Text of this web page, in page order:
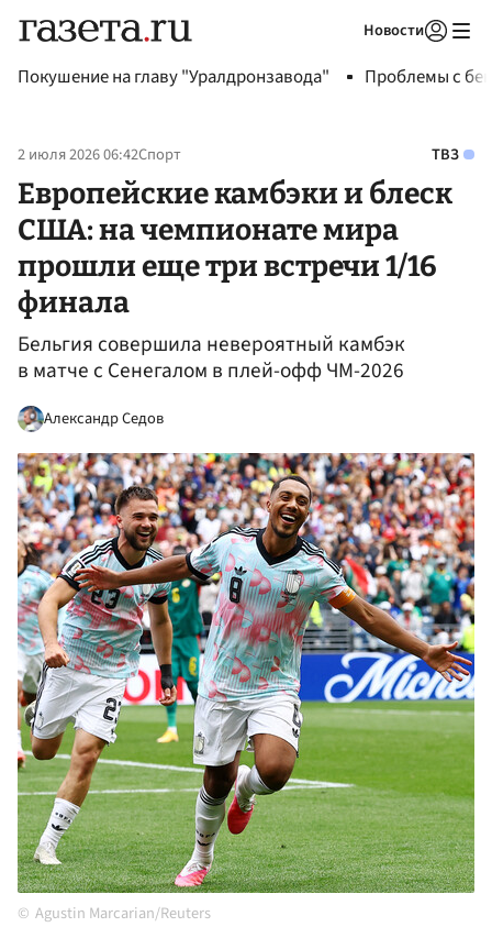
Новости
Покушение на главу "Уралдронзавода" Проблемы с
2 июля 2026 06:42Спорт ТВЗ
Европейские камбэки и блеск
США: на чемпионате мира
прошли еще три встречи 1/16
финала
Бельгия совершила невероятный камбэк
в матче с Сенегалом в плей-офф ЧМ-2026
Александр Седов
Agustin Marcarian/Reuters